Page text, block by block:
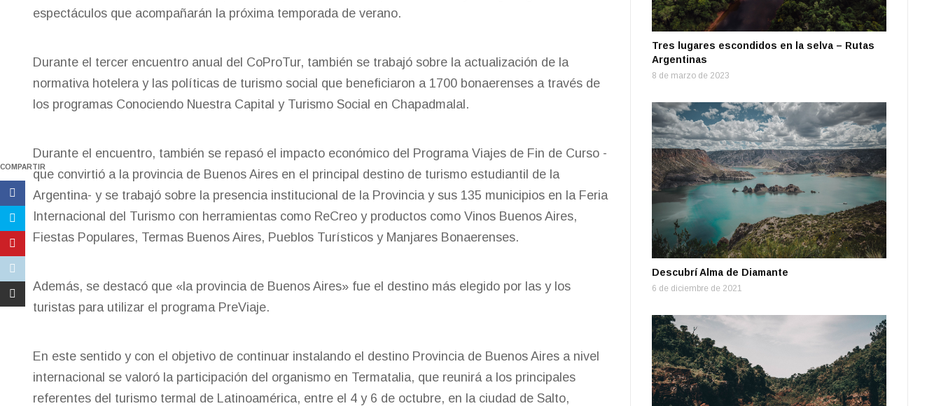
COMPARTIR
espectáculos que acompañarán la próxima temporada de verano.
Durante el tercer encuentro anual del CoProTur, también se trabajó sobre la actualización de la
normativa hotelera y las políticas de turismo social que beneficiaron a 1700 bonaerenses a través de
los programas Conociendo Nuestra Capital y Turismo Social en Chapadmalal.
Durante el encuentro, también se repasó el impacto económico del Programa Viajes de Fin de Curso -
que convirtió a la provincia de Buenos Aires en el principal destino de turismo estudiantil de la
Argentina- y se trabajó sobre la presencia institucional de la Provincia y sus 135 municipios en la Feria
Internacional del Turismo con herramientas como ReCreo y productos como Vinos Buenos Aires,
Fiestas Populares, Termas Buenos Aires, Pueblos Turísticos y Manjares Bonaerenses.
Además, se destacó que «la provincia de Buenos Aires» fue el destino más elegido por las y los
turistas para utilizar el programa PreViaje.
En este sentido y con el objetivo de continuar instalando el destino Provincia de Buenos Aires a nivel
internacional se valoró la participación del organismo en Termatalia, que reunirá a los principales
referentes del turismo termal de Latinoamérica, entre el 4 y 6 de octubre, en la ciudad de Salto,
Tres lugares escondidos en la selva – Rutas
Argentinas
8 de marzo de 2023
Descubrí Alma de Diamante
6 de diciembre de 2021